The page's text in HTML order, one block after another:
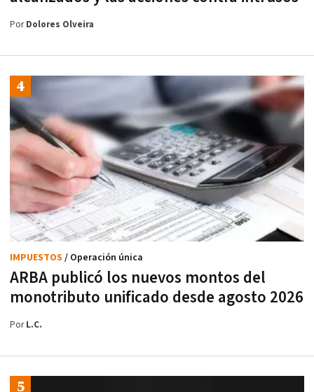
PorDolores Olveira
ARBA publicó los nuevos montos del
monotributo unificado desde agosto 2026
IMPUESTOS / Operación única
PorL.C.